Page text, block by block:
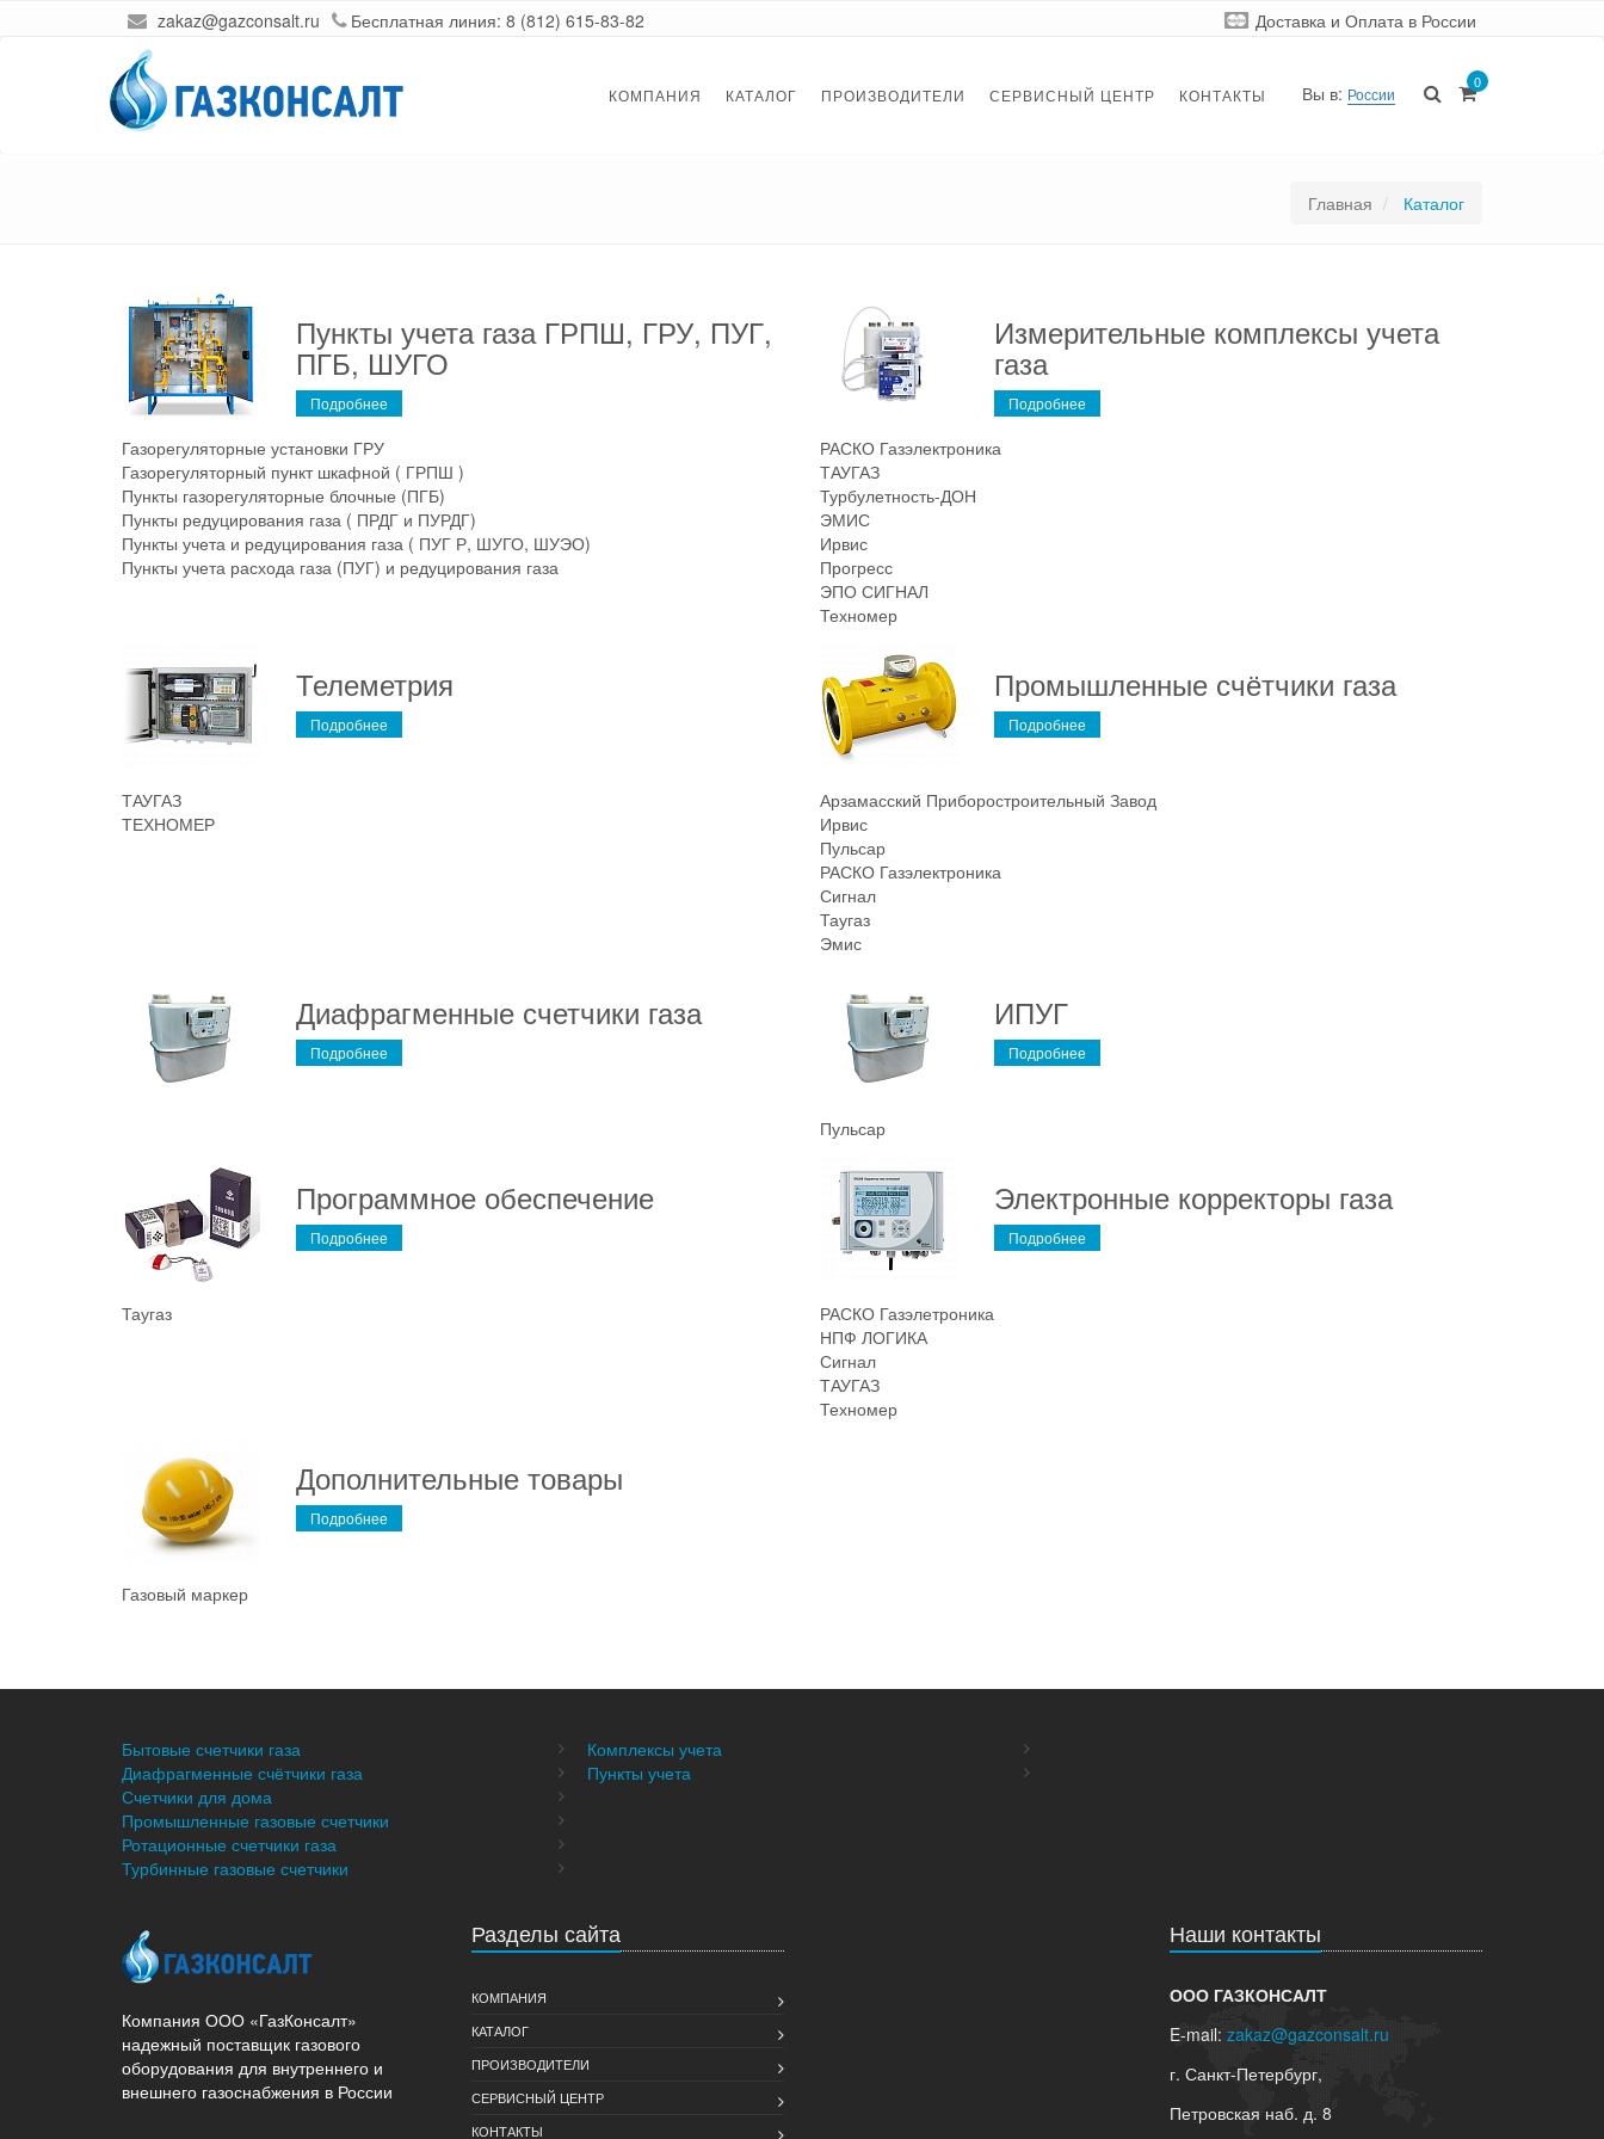
zakaz@gazconsalt.ru Бесплатная линия: 8 (812) 615-83-82 Доставка и Оплата в России
Вы в: России
0
КОМПАНИЯ КАТАЛОГ ПРОИЗВОДИТЕЛИ СЕРВИСНЫЙ ЦЕНТР КОНТАКТЫ
Главная Каталог
Пункты учета газа ГРПШ, ГРУ, ПУГ,
ПГБ, ШУГО
Подробнее
Газорегуляторные установки ГРУ
Газорегуляторный пункт шкафной ( ГРПШ )
Пункты газорегуляторные блочные (ПГБ)
Пункты редуцирования газа ( ПРДГ и ПУРДГ)
Пункты учета и редуцирования газа ( ПУГ Р, ШУГО, ШУЭО)
Пункты учета расхода газа (ПУГ) и редуцирования газа
Измерительные комплексы учета
газа
Подробнее
РАСКО Газэлектроника
ТАУГАЗ
Турбулетность-ДОН
ЭМИС
Ирвис
Прогресс
ЭПО СИГНАЛ
Техномер
Телеметрия
Подробнее
ТАУГАЗ
ТЕХНОМЕР
Промышленные счётчики газа
Подробнее
Арзамасский Приборостроительный Завод
Ирвис
Пульсар
РАСКО Газэлектроника
Сигнал
Таугаз
Эмис
Диафрагменные счетчики газа
Подробнее
ИПУГ
Подробнее
Пульсар
Программное обеспечение
Подробнее
Таугаз
Электронные корректоры газа
Подробнее
РАСКО Газэлетроника
НПФ ЛОГИКА
Сигнал
ТАУГАЗ
Техномер
Дополнительные товары
Подробнее
Газовый маркер
Бытовые счетчики газа
Диафрагменные счётчики газа
Счетчики для дома
Промышленные газовые счетчики
Ротационные счетчики газа
Турбинные газовые счетчики
Комплексы учета
Пункты учета
Компания ООО «ГазКонсалт»
надежный поставщик газового
оборудования для внутреннего и
внешнего газоснабжения в России
Разделы сайта
КОМПАНИЯ
КАТАЛОГ
ПРОИЗВОДИТЕЛИ
СЕРВИСНЫЙ ЦЕНТР
КОНТАКТЫ
Наши контакты
ООО ГАЗКОНСАЛТ
E-mail: zakaz@gazconsalt.ru
г. Санкт-Петербург,
Петровская наб. д. 8